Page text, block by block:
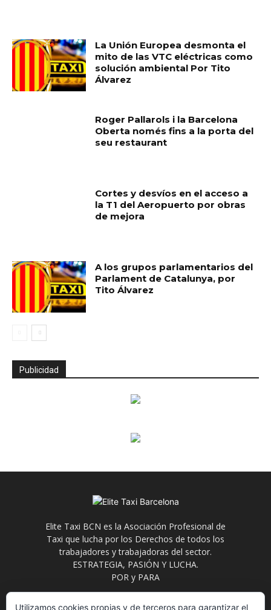
La Unión Europea desmonta el
mito de las VTC eléctricas como
solución ambiental Por Tito
Álvarez
Roger Pallarols i la Barcelona
Oberta només fins a la porta del
seu restaurant
Cortes y desvíos en el acceso a
la T1 del Aeropuerto por obras
de mejora
A los grupos parlamentarios del
Parlament de Catalunya, por
Tito Álvarez
Publicidad
Elite Taxi BCN es la Asociación Profesional de
Taxi que lucha por los Derechos de todos los
trabajadores y trabajadoras del sector.
ESTRATEGIA, PASIÓN Y LUCHA.
POR y PARA
Contáctanos: info@elitetaxi.taxi
Utilizamos cookies propias y de terceros para garantizar el